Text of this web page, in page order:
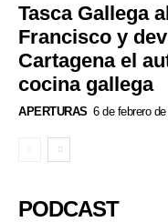
Tasca Gallega
Francisco y
Cartagena el
cocina gallega
APERTURAS 6 de febrero
PODCAST